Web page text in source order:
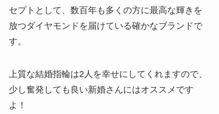
セプトとして、数百年も多くの方に最高な輝きを
放つダイヤモンドを届けている確かなブランドで
す。
上質な結婚指輪は2人を幸せにしてくれますので、
少し奮発しても良い新婚さんにはオススメです
よ！